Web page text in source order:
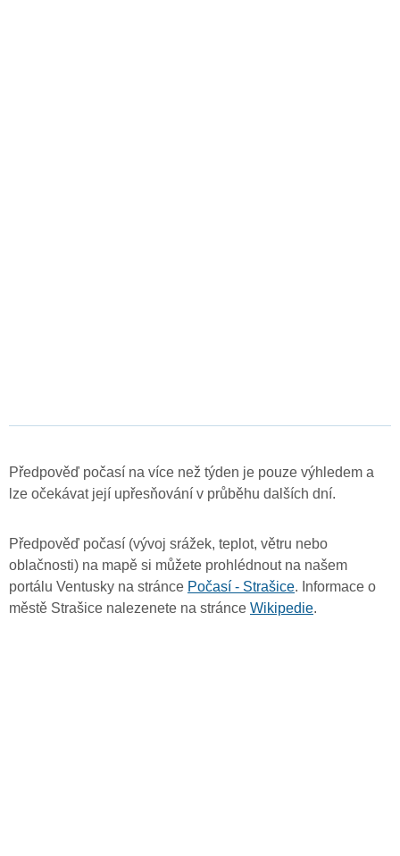
Předpověď počasí na více než týden je pouze výhledem a
lze očekávat její upřesňování v průběhu dalších dní.
Předpověď počasí (vývoj srážek, teplot, větru nebo
oblačnosti) na mapě si můžete prohlédnout na našem
portálu Ventusky na stránce Počasí - Strašice. Informace o
městě Strašice nalezenete na stránce Wikipedie.